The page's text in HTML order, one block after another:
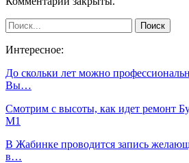
Интересное:
До скольки лет можно
Вы…
Смотрим с высоты, как идет ремонт
М1
В Жабинке проводится запись
в…